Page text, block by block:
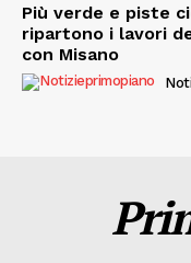
Più verde e piste
ripartono i lavori
con Misano